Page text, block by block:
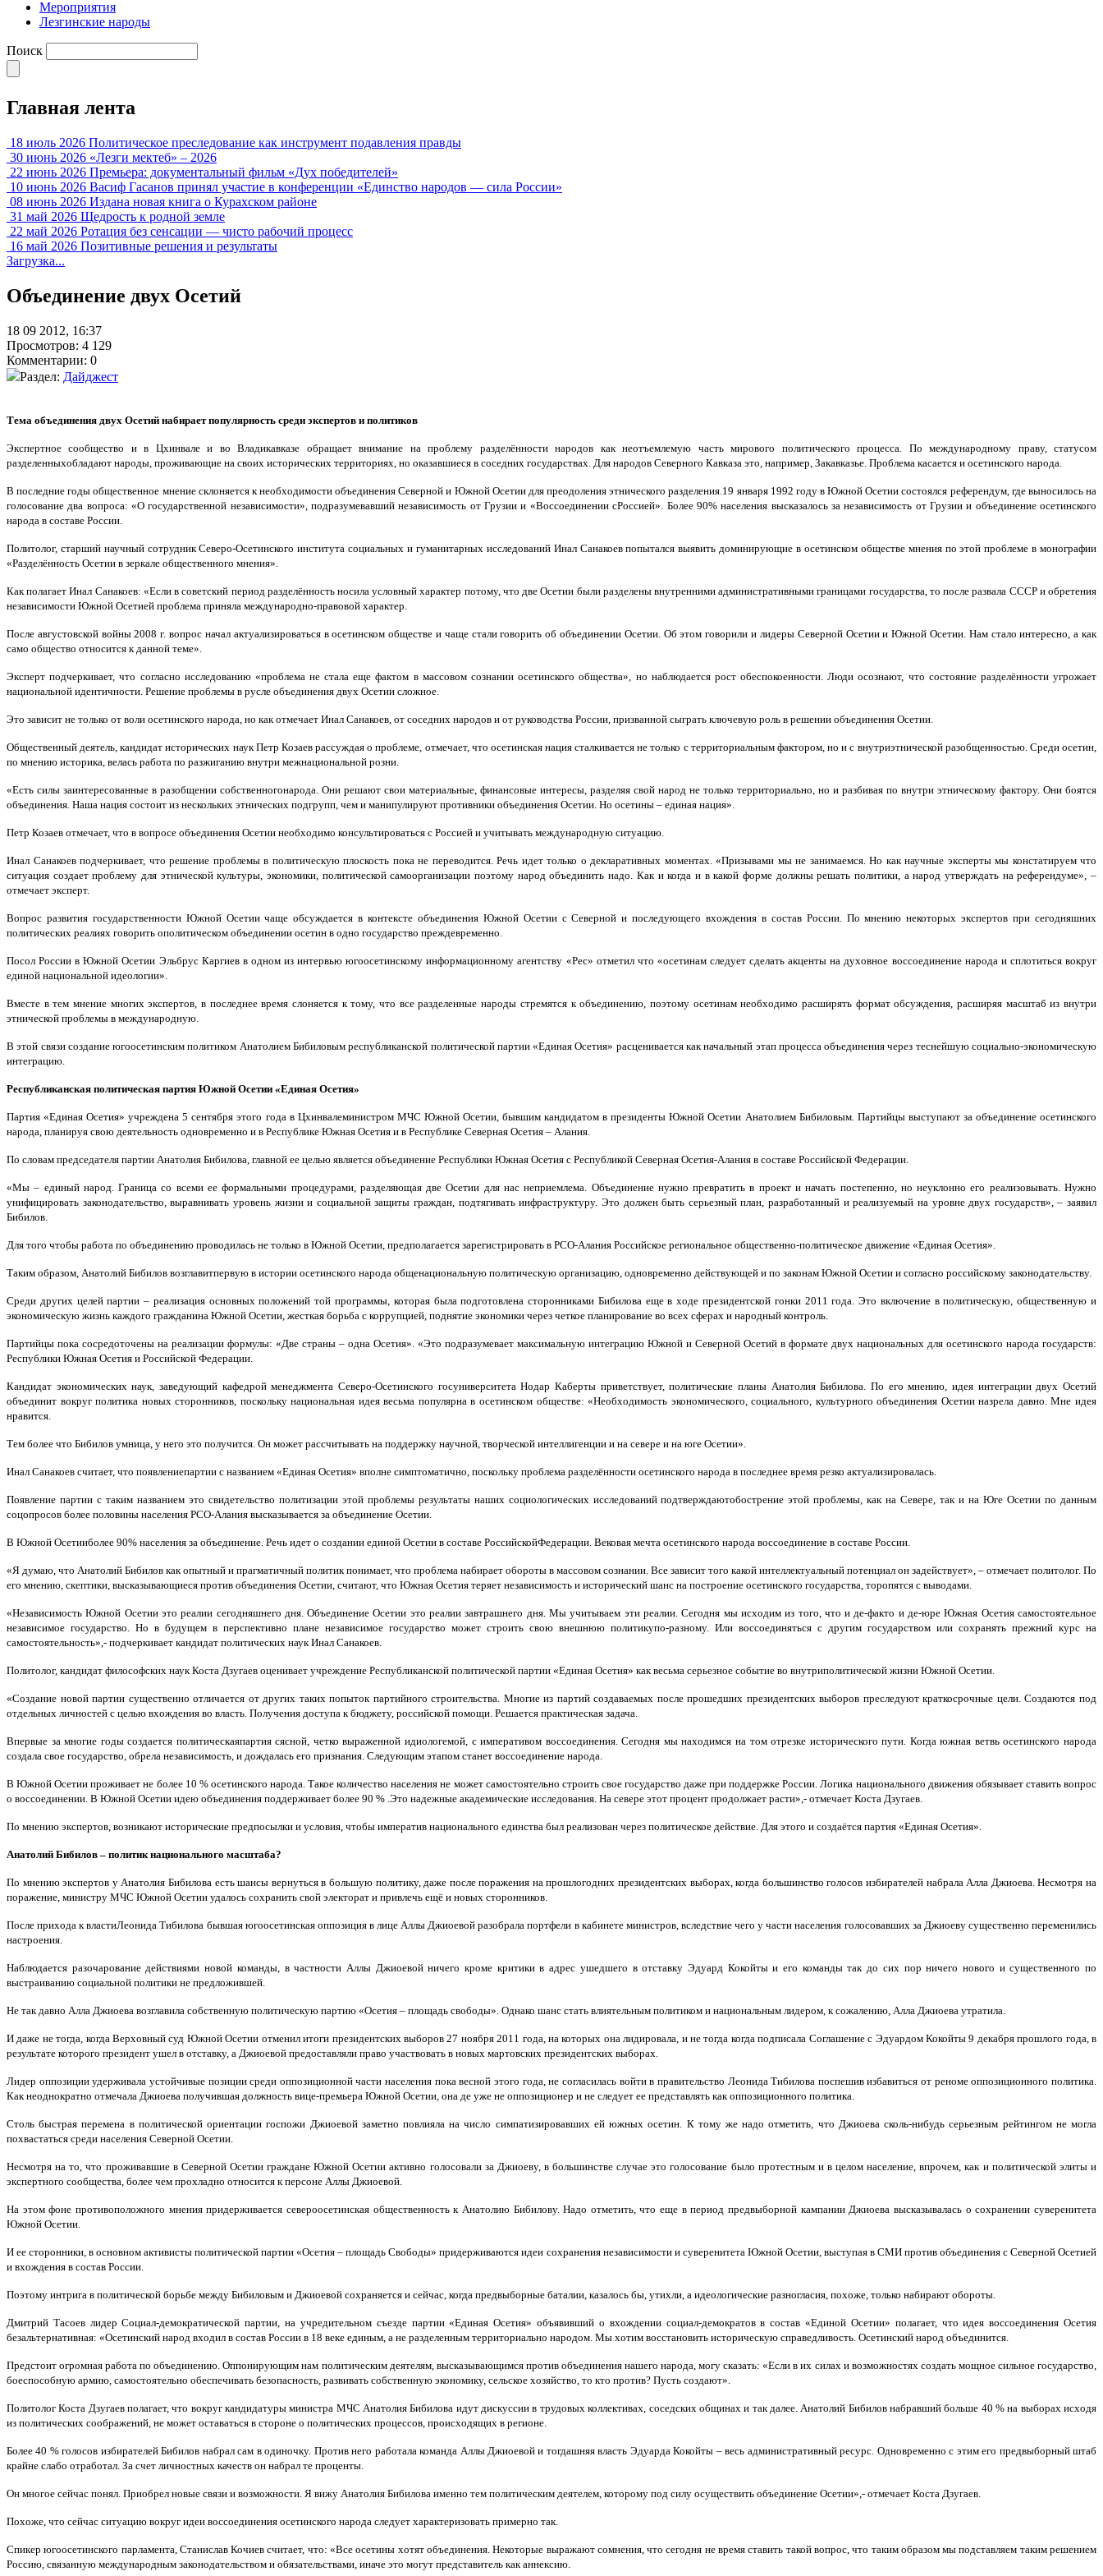
Мероприятия
Лезгинские народы
Поиск
Главная лента
18 июль 2026 Политическое преследование как инструмент подавления правды
30 июнь 2026 «Лезги мектеб» – 2026
22 июнь 2026 Премьера: документальный фильм «Дух победителей»
10 июнь 2026 Васиф Гасанов принял участие в конференции «Единство народов — сила России»
08 июнь 2026 Издана новая книга о Курахском районе
31 май 2026 Щедрость к родной земле
22 май 2026 Ротация без сенсации — чисто рабочий процесс
16 май 2026 Позитивные решения и результаты
Загрузка...
Объединение двух Осетий
18 09 2012, 16:37
Просмотров: 4 129
Комментарии: 0
Раздел: Дайджест
Тема объединения двух Осетий набирает популярность среди экспертов и политиков
Экспертное сообщество и в Цхинвале и во Владикавказе обращает внимание на проблему разделённости народов как неотъемлемую часть мирового политического процесса. По международному праву, статусом
разделенныхобладают народы, проживающие на своих исторических территориях, но оказавшиеся в соседних государствах. Для народов Северного Кавказа это, например, Закавказье. Проблема касается и осетинского народа.
В последние годы общественное мнение склоняется к необходимости объединения Северной и Южной Осетии для преодоления этнического разделения.19 января 1992 году в Южной Осетии состоялся референдум, где выносилось на
голосование два вопроса: «О государственной независимости», подразумевавший независимость от Грузии и «Воссоединении сРоссией». Более 90% населения высказалось за независимость от Грузии и объединение осетинского
народа в составе России.
Политолог, старший научный сотрудник Северо-Осетинского института социальных и гуманитарных исследований Инал Санакоев попытался выявить доминирующие в осетинском обществе мнения по этой проблеме в монографии
«Разделённость Осетии в зеркале общественного мнения».
Как полагает Инал Санакоев: «Если в советский период разделённость носила условный характер потому, что две Осетии были разделены внутренними административными границами государства, то после развала СССР и обретения
независимости Южной Осетией проблема приняла международно-правовой характер.
После августовской войны 2008 г. вопрос начал актуализироваться в осетинском обществе и чаще стали говорить об объединении Осетии. Об этом говорили и лидеры Северной Осетии и Южной Осетии. Нам стало интересно, а как
само общество относится к данной теме».
Эксперт подчеркивает, что согласно исследованию «проблема не стала еще фактом в массовом сознании осетинского общества», но наблюдается рост обеспокоенности. Люди осознают, что состояние разделённости угрожает
национальной идентичности. Решение проблемы в русле объединения двух Осетии сложное.
Это зависит не только от воли осетинского народа, но как отмечает Инал Санакоев, от соседних народов и от руководства России, призванной сыграть ключевую роль в решении объединения Осетии.
Общественный деятель, кандидат исторических наук Петр Козаев рассуждая о проблеме, отмечает, что осетинская нация сталкивается не только с территориальным фактором, но и с внутриэтнической разобщенностью. Среди осетин,
по мнению историка, велась работа по разжиганию внутри межнациональной розни.
«Есть силы заинтересованные в разобщении собственногонарода. Они решают свои материальные, финансовые интересы, разделяя свой народ не только территориально, но и разбивая по внутри этническому фактору. Они боятся
объединения. Наша нация состоит из нескольких этнических подгрупп, чем и манипулируют противники объединения Осетии. Но осетины – единая нация».
Петр Козаев отмечает, что в вопросе объединения Осетии необходимо консультироваться с Россией и учитывать международную ситуацию.
Инал Санакоев подчеркивает, что решение проблемы в политическую плоскость пока не переводится. Речь идет только о декларативных моментах. «Призывами мы не занимаемся. Но как научные эксперты мы констатируем что
ситуация создает проблему для этнической культуры, экономики, политической самоорганизации поэтому народ объединить надо. Как и когда и в какой форме должны решать политики, а народ утверждать на референдуме», –
отмечает эксперт.
Вопрос развития государственности Южной Осетии чаще обсуждается в контексте объединения Южной Осетии с Северной и последующего вхождения в состав России. По мнению некоторых экспертов при сегодняшних
политических реалиях говорить ополитическом объединении осетин в одно государство преждевременно.
Посол России в Южной Осетии Эльбрус Каргиев в одном из интервью югоосетинскому информационному агентству «Рес» отметил что «осетинам следует сделать акценты на духовное воссоединение народа и сплотиться вокруг
единой национальной идеологии».
Вместе в тем мнение многих экспертов, в последнее время слоняется к тому, что все разделенные народы стремятся к объединению, поэтому осетинам необходимо расширять формат обсуждения, расширяя масштаб из внутри
этнической проблемы в международную.
В этой связи создание югоосетинским политиком Анатолием Бибиловым республиканской политической партии «Единая Осетия» расценивается как начальный этап процесса объединения через теснейшую социально-экономическую
интеграцию.
Республиканская политическая партия Южной Осетии «Единая Осетия»
Партия «Единая Осетия» учреждена 5 сентября этого года в Цхинвалеминистром МЧС Южной Осетии, бывшим кандидатом в президенты Южной Осетии Анатолием Бибиловым. Партийцы выступают за объединение осетинского
народа, планируя свою деятельность одновременно и в Республике Южная Осетия и в Республике Северная Осетия – Алания.
По словам председателя партии Анатолия Бибилова, главной ее целью является объединение Республики Южная Осетия с Республикой Северная Осетия-Алания в составе Российской Федерации.
«Мы – единый народ. Граница со всеми ее формальными процедурами, разделяющая две Осетии для нас неприемлема. Объединение нужно превратить в проект и начать постепенно, но неуклонно его реализовывать. Нужно
унифицировать законодательство, выравнивать уровень жизни и социальной защиты граждан, подтягивать инфраструктуру. Это должен быть серьезный план, разработанный и реализуемый на уровне двух государств», – заявил
Бибилов.
Для того чтобы работа по объединению проводилась не только в Южной Осетии, предполагается зарегистрировать в РСО-Алания Российское региональное общественно-политическое движение «Единая Осетия».
Таким образом, Анатолий Бибилов возглавитпервую в истории осетинского народа общенациональную политическую организацию, одновременно действующей и по законам Южной Осетии и согласно российскому законодательству.
Среди других целей партии – реализация основных положений той программы, которая была подготовлена сторонниками Бибилова еще в ходе президентской гонки 2011 года. Это включение в политическую, общественную и
экономическую жизнь каждого гражданина Южной Осетии, жесткая борьба с коррупцией, поднятие экономики через четкое планирование во всех сферах и народный контроль.
Партийцы пока сосредоточены на реализации формулы: «Две страны – одна Осетия». «Это подразумевает максимальную интеграцию Южной и Северной Осетий в формате двух национальных для осетинского народа государств:
Республики Южная Осетия и Российской Федерации.
Кандидат экономических наук, заведующий кафедрой менеджмента Северо-Осетинского госуниверситета Нодар Каберты приветствует, политические планы Анатолия Бибилова. По его мнению, идея интеграции двух Осетий
объединит вокруг политика новых сторонников, поскольку национальная идея весьма популярна в осетинском обществе: «Необходимость экономического, социального, культурного объединения Осетии назрела давно. Мне идея
нравится.
Тем более что Бибилов умница, у него это получится. Он может рассчитывать на поддержку научной, творческой интеллигенции и на севере и на юге Осетии».
Инал Санакоев считает, что появлениепартии с названием «Единая Осетия» вполне симптоматично, поскольку проблема разделённости осетинского народа в последнее время резко актуализировалась.
Появление партии с таким названием это свидетельство политизации этой проблемы результаты наших социологических исследований подтверждаютобострение этой проблемы, как на Севере, так и на Юге Осетии по данным
соцопросов более половины населения РСО-Алания высказывается за объединение Осетии.
В Южной Осетииболее 90% населения за объединение. Речь идет о создании единой Осетии в составе РоссийскойФедерации. Вековая мечта осетинского народа воссоединение в составе России.
«Я думаю, что Анатолий Бибилов как опытный и прагматичный политик понимает, что проблема набирает обороты в массовом сознании. Все зависит того какой интеллектуальный потенциал он задействует», – отмечает политолог. По
его мнению, скептики, высказывающиеся против объединения Осетии, считают, что Южная Осетия теряет независимость и исторический шанс на построение осетинского государства, торопятся с выводами.
«Независимость Южной Осетии это реалии сегодняшнего дня. Объединение Осетии это реалии завтрашнего дня. Мы учитываем эти реалии. Сегодня мы исходим из того, что и де-факто и де-юре Южная Осетия самостоятельное
независимое государство. Но в будущем в перспективно плане независимое государство может строить свою внешнюю политикупо-разному. Или воссоединяться с другим государством или сохранять прежний курс на
самостоятельность»,- подчеркивает кандидат политических наук Инал Санакоев.
Политолог, кандидат философских наук Коста Дзугаев оценивает учреждение Республиканской политической партии «Единая Осетия» как весьма серьезное событие во внутриполитической жизни Южной Осетии.
«Создание новой партии существенно отличается от других таких попыток партийного строительства. Многие из партий создаваемых после прошедших президентских выборов преследуют краткосрочные цели. Создаются под
отдельных личностей с целью вхождения во власть. Получения доступа к бюджету, российской помощи. Решается практическая задача.
Впервые за многие годы создается политическаяпартия сясной, четко выраженной идиологемой, с императивом воссоединения. Сегодня мы находимся на том отрезке исторического пути. Когда южная ветвь осетинского народа
создала свое государство, обрела независимость, и дождалась его признания. Следующим этапом станет воссоединение народа.
В Южной Осетии проживает не более 10 % осетинского народа. Такое количество населения не может самостоятельно строить свое государство даже при поддержке России. Логика национального движения обязывает ставить вопрос
о воссоединении. В Южной Осетии идею объединения поддерживает более 90 % .Это надежные академические исследования. На севере этот процент продолжает расти»,- отмечает Коста Дзугаев.
По мнению экспертов, возникают исторические предпосылки и условия, чтобы императив национального единства был реализован через политическое действие. Для этого и создаётся партия «Единая Осетия».
Анатолий Бибилов – политик национального масштаба?
По мнению экспертов у Анатолия Бибилова есть шансы вернуться в большую политику, даже после поражения на прошлогодних президентских выборах, когда большинство голосов избирателей набрала Алла Джиоева. Несмотря на
поражение, министру МЧС Южной Осетии удалось сохранить свой электорат и привлечь ещё и новых сторонников.
После прихода к властиЛеонида Тибилова бывшая югоосетинская оппозиция в лице Аллы Джиоевой разобрала портфели в кабинете министров, вследствие чего у части населения голосовавших за Джиоеву существенно переменились
настроения.
Наблюдается разочарование действиями новой команды, в частности Аллы Джиоевой ничего кроме критики в адрес ушедшего в отставку Эдуард Кокойты и его команды так до сих пор ничего нового и существенного по
выстраиванию социальной политики не предложившей.
Не так давно Алла Джиоева возглавила собственную политическую партию «Осетия – площадь свободы». Однако шанс стать влиятельным политиком и национальным лидером, к сожалению, Алла Джиоева утратила.
И даже не тогда, когда Верховный суд Южной Осетии отменил итоги президентских выборов 27 ноября 2011 года, на которых она лидировала, и не тогда когда подписала Соглашение с Эдуардом Кокойты 9 декабря прошлого года, в
результате которого президент ушел в отставку, а Джиоевой предоставляли право участвовать в новых мартовских президентских выборах.
Лидер оппозиции удерживала устойчивые позиции среди оппозиционной части населения пока весной этого года, не согласилась войти в правительство Леонида Тибилова поспешив избавиться от реноме оппозиционного политика.
Как неоднократно отмечала Джиоева получившая должность вице-премьера Южной Осетии, она де уже не оппозиционер и не следует ее представлять как оппозиционного политика.
Столь быстрая перемена в политической ориентации госпожи Джиоевой заметно повлияла на число симпатизировавших ей южных осетин. К тому же надо отметить, что Джиоева сколь-нибудь серьезным рейтингом не могла
похвастаться среди населения Северной Осетии.
Несмотря на то, что проживавшие в Северной Осетии граждане Южной Осетии активно голосовали за Джиоеву, в большинстве случае это голосование было протестным и в целом население, впрочем, как и политической элиты и
экспертного сообщества, более чем прохладно относится к персоне Аллы Джиоевой.
На этом фоне противоположного мнения придерживается североосетинская общественность к Анатолию Бибилову. Надо отметить, что еще в период предвыборной кампании Джиоева высказывалась о сохранении суверенитета
Южной Осетии.
И ее сторонники, в основном активисты политической партии «Осетия – площадь Свободы» придерживаются идеи сохранения независимости и суверенитета Южной Осетии, выступая в СМИ против объединения с Северной Осетией
и вхождения в состав России.
Поэтому интрига в политической борьбе между Бибиловым и Джиоевой сохраняется и сейчас, когда предвыборные баталии, казалось бы, утихли, а идеологические разногласия, похоже, только набирают обороты.
Дмитрий Тасоев лидер Социал-демократической партии, на учредительном съезде партии «Единая Осетия» объявивший о вхождении социал-демократов в состав «Единой Осетии» полагает, что идея воссоединения Осетия
безальтернативная: «Осетинский народ входил в состав России в 18 веке единым, а не разделенным территориально народом. Мы хотим восстановить историческую справедливость. Осетинский народ объединится.
Предстоит огромная работа по объединению. Оппонирующим нам политическим деятелям, высказывающимся против объединения нашего народа, могу сказать: «Если в их силах и возможностях создать мощное сильное государство,
боеспособную армию, самостоятельно обеспечивать безопасность, развивать собственную экономику, сельское хозяйство, то кто против? Пусть создают».
Политолог Коста Дзугаев полагает, что вокруг кандидатуры министра МЧС Анатолия Бибилова идут дискуссии в трудовых коллективах, соседских общинах и так далее. Анатолий Бибилов набравший больше 40 % на выборах исходя
из политических соображений, не может оставаться в стороне о политических процессов, происходящих в регионе.
Более 40 % голосов избирателей Бибилов набрал сам в одиночку. Против него работала команда Аллы Джиоевой и тогдашняя власть Эдуарда Кокойты – весь административный ресурс. Одновременно с этим его предвыборный штаб
крайне слабо отработал. За счет личностных качеств он набрал те проценты.
Он многое сейчас понял. Приобрел новые связи и возможности. Я вижу Анатолия Бибилова именно тем политическим деятелем, которому под силу осуществить объединение Осетии»,- отмечает Коста Дзугаев.
Похоже, что сейчас ситуацию вокруг идеи воссоединения осетинского народа следует характеризовать примерно так.
Спикер югоосетинского парламента, Станислав Кочиев считает, что: «Все осетины хотят объединения. Некоторые выражают сомнения, что сегодня не время ставить такой вопрос, что таким образом мы подставляем таким решением
Россию, связанную международным законодательством и обязательствами, иначе это могут представитель как аннексию.